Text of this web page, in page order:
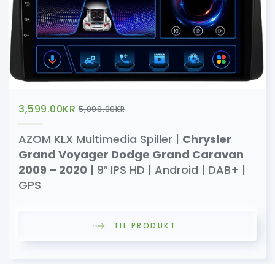
3,599.00KR 5,099.00KR
AZOM KLX Multimedia Spiller | Chrysler
Grand Voyager Dodge Grand Caravan
2009 – 2020 | 9″ IPS HD | Android | DAB+ |
GPS
TIL PRODUKT